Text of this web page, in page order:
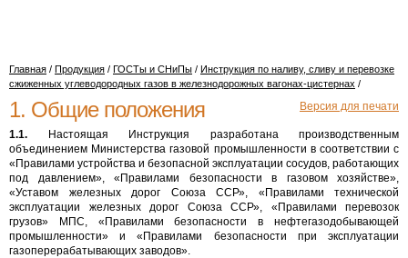
Главная / Продукция / ГОСТы и СНиПы / Инструкция по наливу, сливу и перевозке
сжиженных углеводородных газов в железнодорожных вагонах-цистернах /
Версия для печати
1. Общие положения
1.1. Настоящая Инструкция разработана производственным
объединением Министерства газовой промышленности в соответствии с
«Правилами устройства и безопасной эксплуатации сосудов, работающих
под давлением», «Правилами безопасности в газовом хозяйстве»,
«Уставом железных дорог Союза ССР», «Правилами технической
эксплуатации железных дорог Союза ССР», «Правилами перевозок
грузов» МПС, «Правилами безопасности в нефтегазодобывающей
промышленности» и «Правилами безопасности при эксплуатации
газоперерабатывающих заводов».